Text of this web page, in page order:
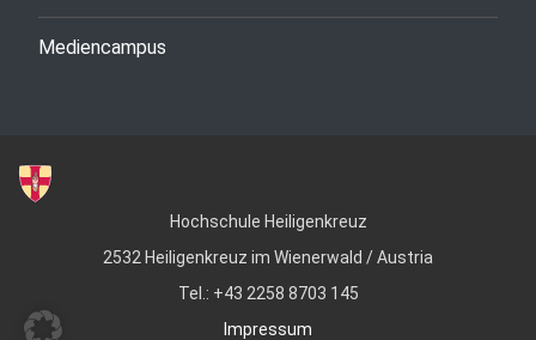
Mediencampus
Hochschule Heiligenkreuz
2532 Heiligenkreuz im Wienerwald / Austria
Tel.: +43 2258 8703 145
Impressum